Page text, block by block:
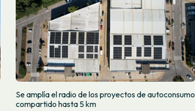
Se amplía el radio de los proyectos de autoconsumo
compartido hasta 5 km